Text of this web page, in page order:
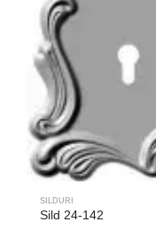
SILDURI
Sild 24-142